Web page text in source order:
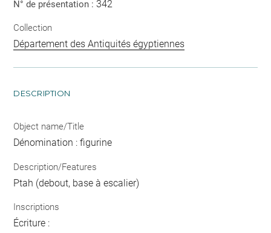
N° de présentation :342
Collection
Département des Antiquités égyptiennes
DESCRIPTION
Object name/Title
Dénomination : figurine
Description/Features
Ptah (debout, base à escalier)
Inscriptions
Écriture :